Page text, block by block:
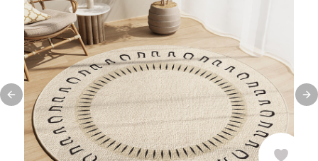
Previous slide